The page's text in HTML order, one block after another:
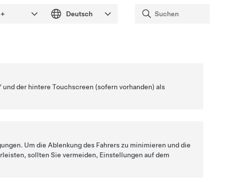
und der hintere Touchscreen (sofern vorhanden) als
Um die Ablenkung des Fahrers zu minimieren und die
sollten Sie vermeiden, Einstellungen auf dem